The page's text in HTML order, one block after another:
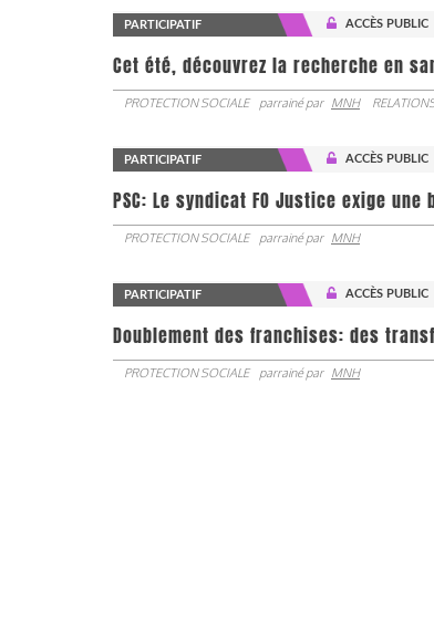
PARTICIPATIF ACCÈS PUBLIC
Cet été, découvrez la recherche en
PROTECTION SOCIALE parrainé par MNH
PARTICIPATIF ACCÈS PUBLIC
PSC: Le syndicat FO Justice exige
PROTECTION SOCIALE parrainé par MNH
PARTICIPATIF ACCÈS PUBLIC
Doublement des franchises: des
PROTECTION SOCIALE parrainé par MNH